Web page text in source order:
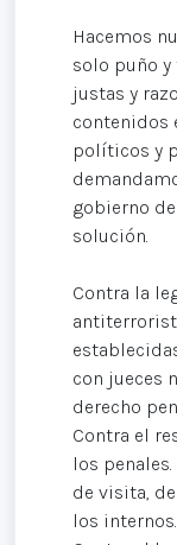
Hacemos
solo puño
justas y
contenidos
políticos y
gobierno
solución.
Contra la
con jueces
derecho
Contra el
los
de visita,
los internos.